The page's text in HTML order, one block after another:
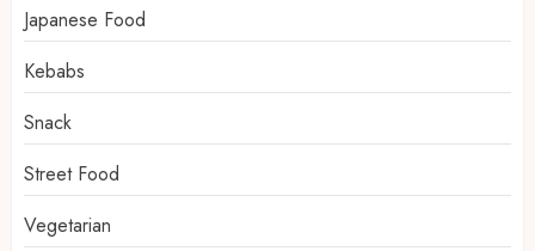
Japanese Food
Kebabs
Snack
Street Food
Vegetarian